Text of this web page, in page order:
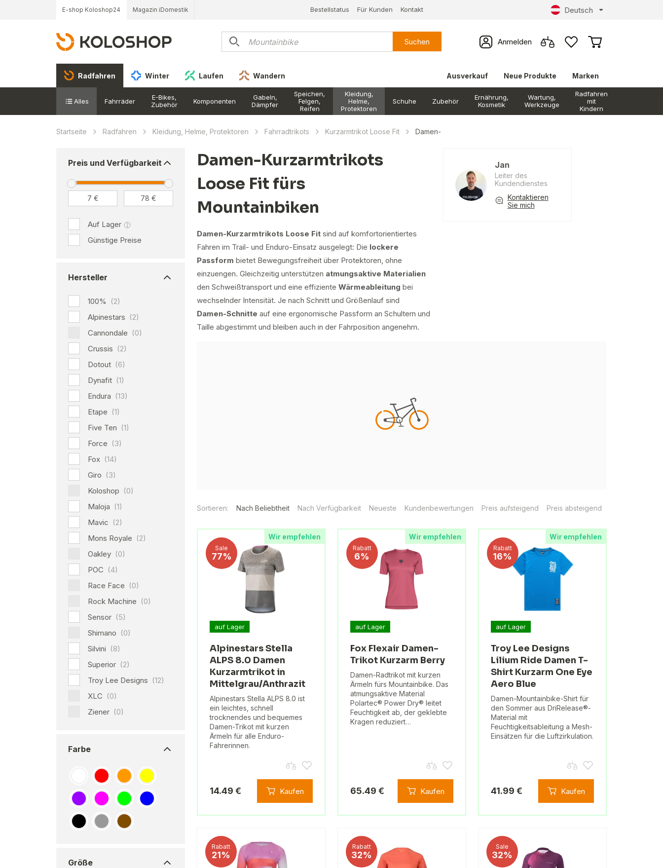
E-shop Koloshop24 Magazin iDomestik Bestellstatus Für Kunden Kontakt Deutsch
Suchen Anmelden
Radfahren Winter Laufen Wandern Ausverkauf Neue Produkte Marken
Alles Fahrräder
E-Bikes,
Zubehör
Komponenten
Gabeln,
Dämpfer
Speichen,
Felgen,
Reifen
Kleidung,
Helme,
Protektoren
Schuhe Zubehör
Ernährung,
Kosmetik
Wartung,
Werkzeuge
Radfahren
mit
Kindern
Startseite Radfahren Kleidung, Helme, Protektoren Fahrradtrikots Kurzarmtrikot Loose Fit Damen-
Preis und Verfügbarkeit
Auf Lager
Günstige Preise
Hersteller
100%
(2)
Alpinestars (2)
Cannondale (0)
Crussis (2)
Dotout (6)
Dynafit (1)
Endura (13)
Etape (1)
Five Ten (1)
Force (3)
Fox (14)
Giro (3)
Koloshop (0)
Maloja (1)
Mavic (2)
Mons Royale (2)
Oakley (0)
POC (4)
Race Face (0)
Rock Machine (0)
Sensor (5)
Shimano (0)
Silvini (8)
Superior (2)
Troy Lee Designs (12)
XLC (0)
Ziener (0)
Farbe
Größe
Damen-Kurzarmtrikots
Loose Fit fürs
Mountainbiken
Damen-Kurzarmtrikots Loose Fit sind auf komfortorientiertes
Fahren im Trail- und Enduro-Einsatz ausgelegt: Die lockere
Passform bietet Bewegungsfreiheit über Protektoren, ohne
einzuengen. Gleichzeitig unterstützen atmungsaktive Materialien
den Schweißtransport und eine effiziente Wärmeableitung bei
wechselnder Intensität. Je nach Schnitt und Größenlauf sind
Damen-Schnitte auf eine ergonomische Passform an Schultern und
Taille abgestimmt und bleiben auch in der Fahrposition angenehm.
Jan
Leiter des
Kundendienstes
Kontaktieren
Sie mich
Sortieren: Nach Beliebtheit Nach Verfügbarkeit Neueste Kundenbewertungen Preis aufsteigend Preis absteigend
Wir empfehlen
Sale
77%
auf Lager
Alpinestars Stella
ALPS 8.0 Damen
Kurzarmtrikot in
Mittelgrau/Anthrazit
Alpinestars Stella ALPS 8.0 ist
ein leichtes, schnell
trocknendes und bequemes
Damen-Trikot mit kurzen
Ärmeln für alle Enduro-
Fahrerinnen.
14.49 € Kaufen
Wir empfehlen
Rabatt
6%
auf Lager
Fox Flexair Damen-
Trikot Kurzarm Berry
Damen-Radtrikot mit kurzen
Ärmeln fürs Mountainbike. Das
atmungsaktive Material
Polartec® Power Dry® leitet
Feuchtigkeit ab, der geklebte
Kragen reduziert…
65.49 € Kaufen
Wir empfehlen
Rabatt
16%
auf Lager
Troy Lee Designs
Lilium Ride Damen T-
Shirt Kurzarm One Eye
Aero Blue
Damen-Mountainbike-Shirt für
den Sommer aus DriRelease®-
Material mit
Feuchtigkeitsableitung a Mesh-
Einsätzen für die Luftzirkulation.
41.99 € Kaufen
Rabatt
21%
Rabatt
32%
Sale
32%